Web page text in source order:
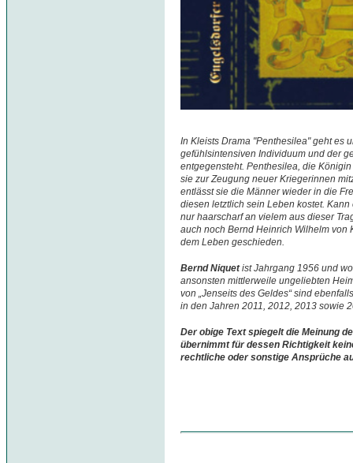
In Kleists Drama "Penthesilea" geht es
gefühlsintensiven Individuum und der
entgegensteht. Penthesilea, die
sie zur Zeugung neuer Kriegerinnen
entlässt sie die Männer wieder in die
diesen letztlich sein Leben kostet.
nur haarscharf an vielem aus dieser
auch noch Bernd Heinrich Wilhelm von
dem Leben geschieden.
Bernd Niquetist Jahrgang 1956 und
ansonsten mittlerweile ungeliebten
von „Jenseits des Geldes“ sind
in den Jahren 2011, 2012, 2013 sowie
Der obige Text spiegelt die Meinung
übernimmt für dessen Richtigkeit
rechtliche oder sonstige Ansprüche